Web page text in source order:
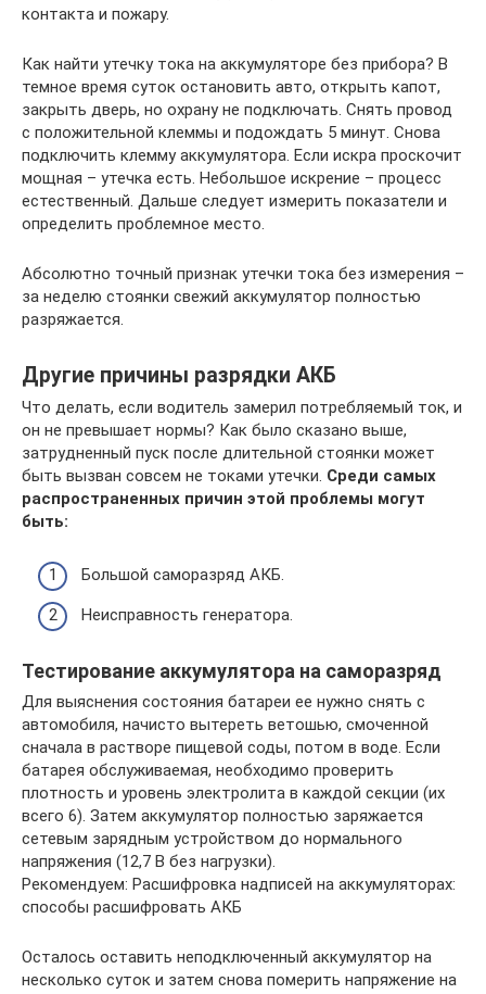
контакта и пожару.
Как найти утечку тока на аккумуляторе без прибора? В
темное время суток остановить авто, открыть капот,
закрыть дверь, но охрану не подключать. Снять провод
с положительной клеммы и подождать 5 минут. Снова
подключить клемму аккумулятора. Если искра проскочит
мощная – утечка есть. Небольшое искрение – процесс
естественный. Дальше следует измерить показатели и
определить проблемное место.
Абсолютно точный признак утечки тока без измерения –
за неделю стоянки свежий аккумулятор полностью
разряжается.
Другие причины разрядки АКБ
Что делать, если водитель замерил потребляемый ток, и
он не превышает нормы? Как было сказано выше,
затрудненный пуск после длительной стоянки может
быть вызван совсем не токами утечки. Среди самых
распространенных причин этой проблемы могут
быть:
Большой саморазряд АКБ.
Неисправность генератора.
Тестирование аккумулятора на саморазряд
Для выяснения состояния батареи ее нужно снять с
автомобиля, начисто вытереть ветошью, смоченной
сначала в растворе пищевой соды, потом в воде. Если
батарея обслуживаемая, необходимо проверить
плотность и уровень электролита в каждой секции (их
всего 6). Затем аккумулятор полностью заряжается
сетевым зарядным устройством до нормального
напряжения (12,7 В без нагрузки).
Рекомендуем: Расшифровка надписей на аккумуляторах:
способы расшифровать АКБ
Осталось оставить неподключенный аккумулятор на
несколько суток и затем снова померить напряжение на